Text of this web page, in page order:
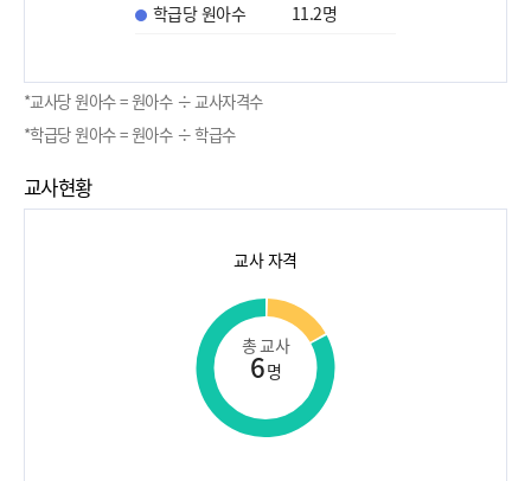
학급당 원아수
11.2명
*교사당 원아수 = 원아수 ÷ 교사자격수
*학급당 원아수 = 원아수 ÷ 학급수
교사현황
교사 자격
총 교사
6명